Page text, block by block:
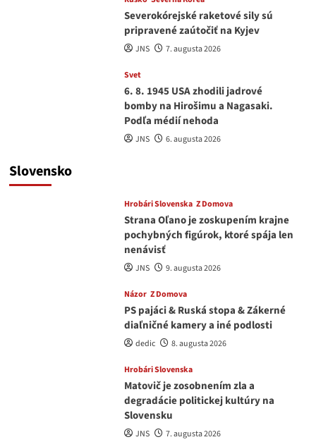
Severokórejské raketové sily sú
pripravené zaútočiť na Kyjev
JNS 7. augusta 2026
Svet
6. 8. 1945 USA zhodili jadrové
bomby na Hirošimu a Nagasaki.
Podľa médií nehoda
JNS 6. augusta 2026
Slovensko
Hrobári Slovenska Z Domova
Strana Oľano je zoskupením krajne
pochybných figúrok, ktoré spája len
nenávisť
JNS 9. augusta 2026
Názor Z Domova
PS pajáci & Ruská stopa & Zákerné
diaľničné kamery a iné podlosti
dedic 8. augusta 2026
Hrobári Slovenska
Matovič je zosobnením zla a
degradácie politickej kultúry na
Slovensku
JNS 7. augusta 2026